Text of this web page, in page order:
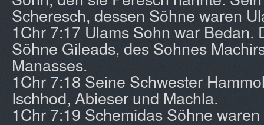
Scheresch, dessen Söhne waren
1Chr 7:17 Ulams Sohn war Bedan.
Söhne Gileads, des Sohnes
Manasses.
1Chr 7:18 Seine Schwester
Ischhod, Abieser und Machla.
1Chr 7:19 Schemidas Söhne